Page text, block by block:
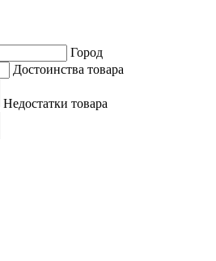
Город
Достоинства товара
Недостатки товара